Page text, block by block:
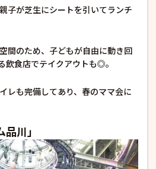
子が芝生にシートを引いてランチ
間のため、子どもが自由に動き回
飲食店でテイクアウトも◎。
レも完備してあり、春のママ会に
川」